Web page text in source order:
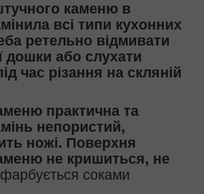
каменю в
всі типи кухонних
ретельно відмивати
дошки або слухати
час різання на скляній
практична та
непористий,
ножі. Поверхня
не кришиться, не
соками